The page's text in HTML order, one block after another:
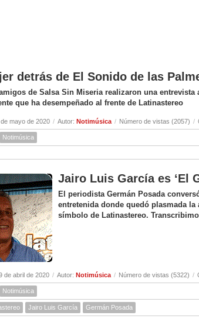
detrás de El Sonido de las
de Salsa Sin Miseria realizaron una
que ha desempeñado al frente de Latinastereo
mayo de 2020 / Autor: Notimúsica / Número de vistas (2057) /
Notimúsica
Jairo Luis García es ‘El
El periodista Germán Posada
entretenida donde quedó plasmada
símbolo de Latinastereo.
de abril de 2020 / Autor: Notimúsica / Número de vistas (5322) /
Notimúsica
Jairo Luis García Germán Posada